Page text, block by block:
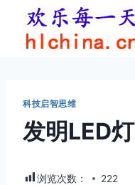
科技启智思维
发明LED
浏览次数： 222